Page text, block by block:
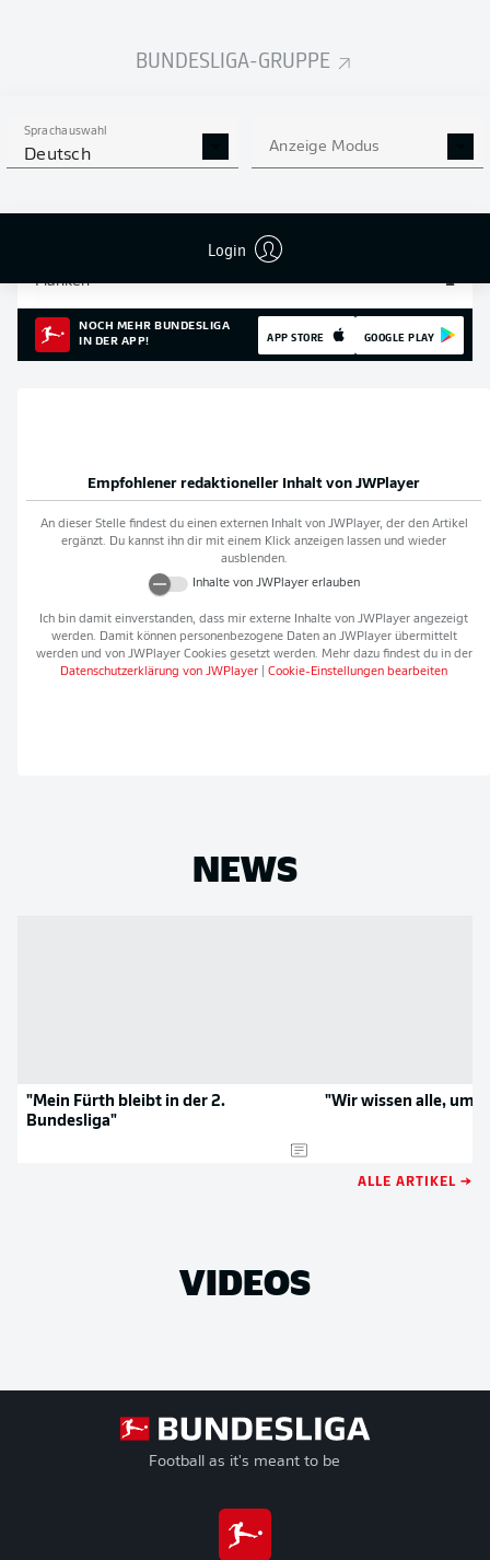
BUNDESLIGA-GRUPPE
Sprachauswahl
Deutsch Anzeige Modus
Login
Intensive Läufe
Flanken 1
NOCH MEHR BUNDESLIGA
IN DER APP!
APP STORE GOOGLE PLAY
Empfohlener redaktioneller Inhalt von JWPlayer
An dieser Stelle findest du einen externen Inhalt von JWPlayer, der den Artikel
ergänzt. Du kannst ihn dir mit einem Klick anzeigen lassen und wieder
ausblenden.
Inhalte von JWPlayererlauben
Ich bin damit einverstanden, dass mir externe Inhalte von JWPlayer angezeigt
werden. Damit können personenbezogene Daten an JWPlayerübermittelt
werden und von JWPlayerCookies gesetzt werden. Mehr dazu findest du in der
Datenschutzerklärung von JWPlayer Cookie-Einstellungen bearbeiten
NEWS
"Mein Fürth bleibt in der 2.
Bundesliga"
"Wir wissen alle, um
ALLE ARTIKEL →
VIDEOS
Football as it's meant to be